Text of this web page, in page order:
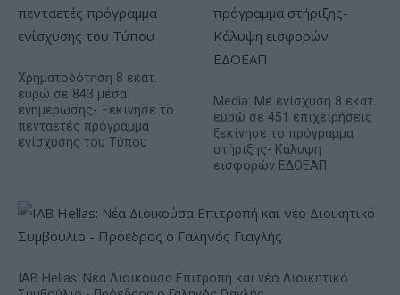
Χρηματοδότηση 8 εκατ.
ευρώ σε 843 μέσα
ενημέρωσης- Ξεκίνησε το
πενταετές πρόγραμμα
ενίσχυσης του Τύπου
Media: Με ενίσχυση 8 εκατ.
ευρώ σε 451 επιχειρήσεις
ξεκίνησε το πρόγραμμα
στήριξης- Κάλυψη
εισφορών ΕΔΟΕΑΠ
IAB Hellas: Νέα Διοικούσα Επιτροπή και νέο Διοικητικό